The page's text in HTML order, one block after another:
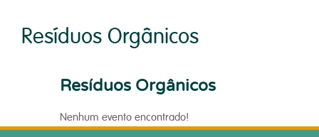
Resíduos Orgânicos
Resíduos Orgânicos
Nenhum evento encontrado!